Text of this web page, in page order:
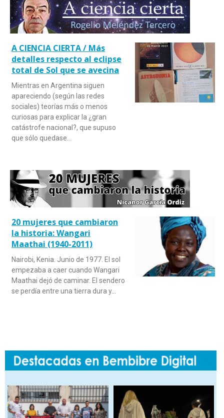
A CIENCIA CIERTA / Más
detalles respecto al eclipse
total de Sol que se avecina
Mientras en Argentina siguen
apareciendo (según las redes
sociales) teorías más o menos
curiosas para explicar la ¿gran
catástrofe nacional?, que supuso
que sólo quedase…
20 mujeres que cambiaron
la historia: Wangari
Maathai (1940-2011)
Nairobi, Kenia. Junio de 1977. El sol
empezaba a caer cuando Wangari
Maathai dejó de caminar. El sendero
se perdía entre una tierra dura y…